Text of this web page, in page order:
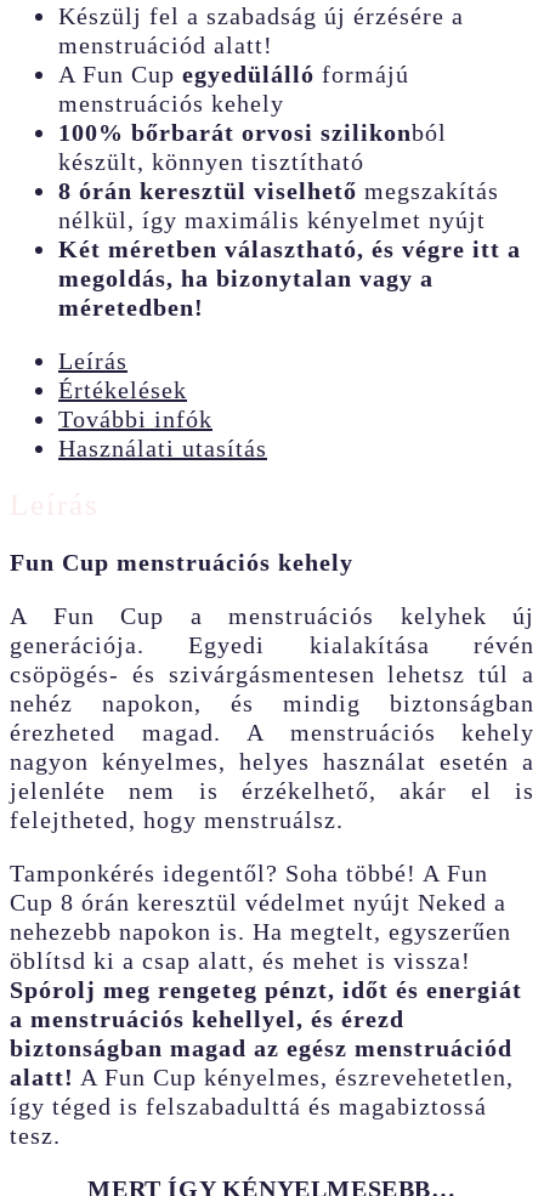
Készülj fel a szabadság új érzésére a
menstruációd alatt!
A Fun Cup egyedülálló formájú
menstruációs kehely
100% bőrbarát orvosi szilikonból
készült, könnyen tisztítható
8 órán keresztül viselhető megszakítás
nélkül, így maximális kényelmet nyújt
Két méretben választható, és végre itt a
megoldás, ha bizonytalan vagy a
méretedben!
Leírás
Értékelések
További infók
Használati utasítás
Fun Cup menstruációs kehely
A Fun Cup a menstruációs kelyhek új
generációja. Egyedi kialakítása révén
csöpögés- és szivárgásmentesen lehetsz túl a
nehéz napokon, és mindig biztonságban
érezheted magad. A menstruációs kehely
nagyon kényelmes, helyes használat esetén a
jelenléte nem is érzékelhető, akár el is
felejtheted, hogy menstruálsz.
Tamponkérés idegentől? Soha többé! A Fun
Cup 8 órán keresztül védelmet nyújt Neked a
nehezebb napokon is. Ha megtelt, egyszerűen
öblítsd ki a csap alatt, és mehet is vissza!
Spórolj meg rengeteg pénzt, időt és energiát
a menstruációs kehellyel, és érezd
biztonságban magad az egész menstruációd
alatt! A Fun Cup kényelmes, észrevehetetlen,
így téged is felszabadulttá és magabiztossá
tesz.
MERT ÍGY KÉNYELMESEBB…